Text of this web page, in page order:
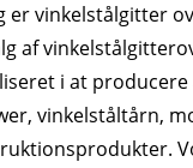
er vinkelstålgitter
af
i at
vinkelståltårn,